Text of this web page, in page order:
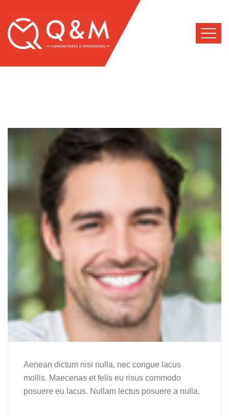
Aenean dictum nisi nulla, nec congue lacus
mollis. Maecenas et felis eu risus commodo
posuere eu lacus. Nullam lectus posuere a nulla.